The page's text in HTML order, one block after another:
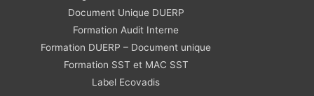
Document Unique DUERP
Formation Audit Interne
Formation DUERP – Document unique
Formation SST et MAC SST
Label Ecovadis